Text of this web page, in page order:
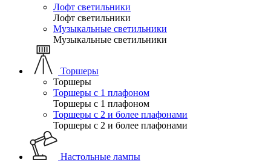
Лофт светильники
Лофт светильники
Музыкальные светильники
Музыкальные светильники
Торшеры
Торшеры
Торшеры с 1 плафоном
Торшеры с 1 плафоном
Торшеры с 2 и более плафонами
Торшеры с 2 и более плафонами
Настольные лампы